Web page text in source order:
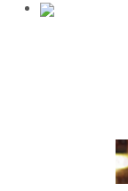
Sprawozdania